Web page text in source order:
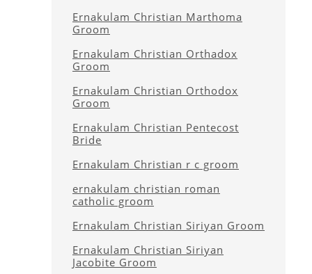
Ernakulam Christian Marthoma
Groom
Ernakulam Christian Orthadox
Groom
Ernakulam Christian Orthodox
Groom
Ernakulam Christian Pentecost
Bride
Ernakulam Christian r c groom
ernakulam christian roman
catholic groom
Ernakulam Christian Siriyan Groom
Ernakulam Christian Siriyan
Jacobite Groom